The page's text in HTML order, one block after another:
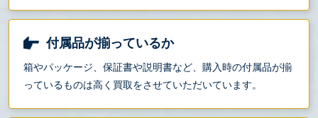
付属品が揃っているか
箱やパッケージ、保証書や説明書など、購入時の付属品が揃
っているものは高く買取をさせていただいています。